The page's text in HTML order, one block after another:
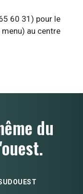
60 31) pour le
au centre
du